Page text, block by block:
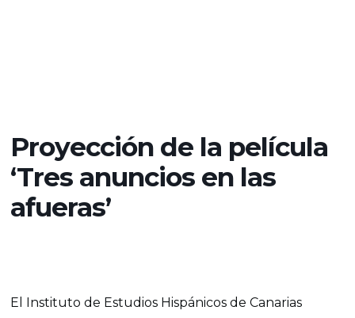
Proyección de la película
‘Tres anuncios en las
afueras’
El Instituto de Estudios Hispánicos de Canarias